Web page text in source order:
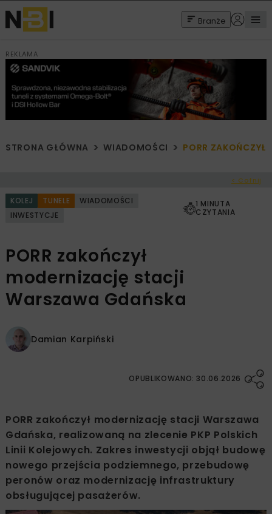
Branże
REKLAMA
STRONA GŁÓWNA WIADOMOŚCI PORR ZAKOŃCZYŁ
< Cofnij
KOLEJ TUNELE
WIADOMOŚCI
INWESTYCJE
1 MINUTA
CZYTANIA
PORR zakończył
modernizację stacji
Warszawa Gdańska
Damian Karpiński
OPUBLIKOWANO: 30.06.2026
PORR zakończył modernizację stacji Warszawa
Gdańska, realizowaną na zlecenie PKP Polskich
Linii Kolejowych. Zakres inwestycji objął budowę
nowego przejścia podziemnego, przebudowę
peronów oraz modernizację infrastruktury
obsługującej pasażerów.